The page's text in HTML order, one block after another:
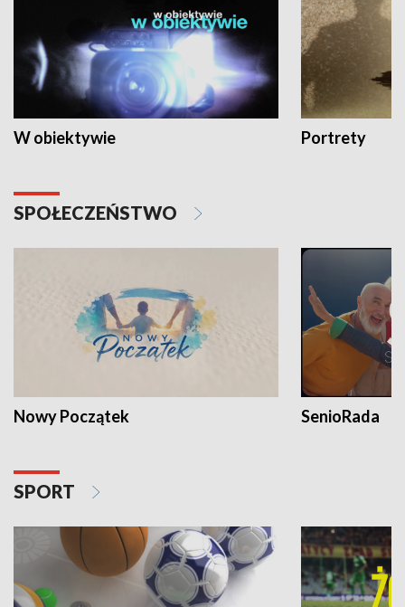
W obiektywie Portrety
SPOŁECZEŃSTWO
Nowy Początek SenioRada
SPORT